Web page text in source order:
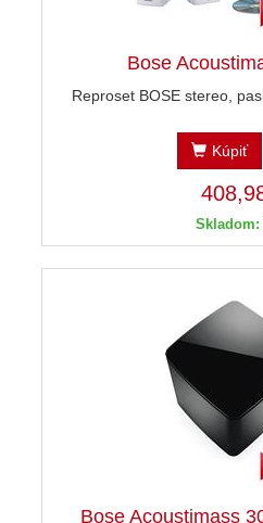
Bose
Reproset BOSE stereo,
Kúpiť
Skladom:
Bose Acoustimass